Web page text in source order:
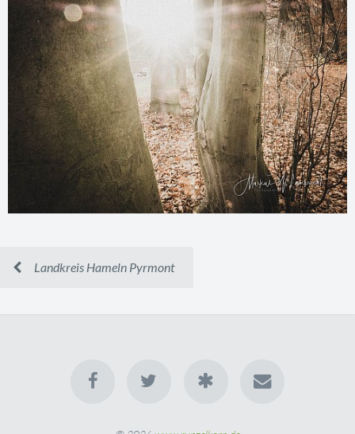
Landkreis Hameln Pyrmont